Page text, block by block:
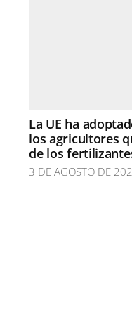
La UE ha
los agricultores
de los
3 DE AGOSTO DE